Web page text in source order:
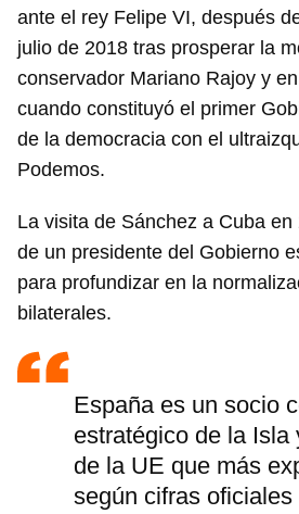
ante el rey Felipe VI, después
julio de 2018 tras prosperar la
conservador Mariano Rajoy y
cuando constituyó el primer
de la democracia con el
Podemos.
La visita de Sánchez a Cuba
de un presidente del Gobierno
para profundizar en la
bilaterales.
España es un socio
estratégico de la Isla
de la UE que más
según cifras oficiales